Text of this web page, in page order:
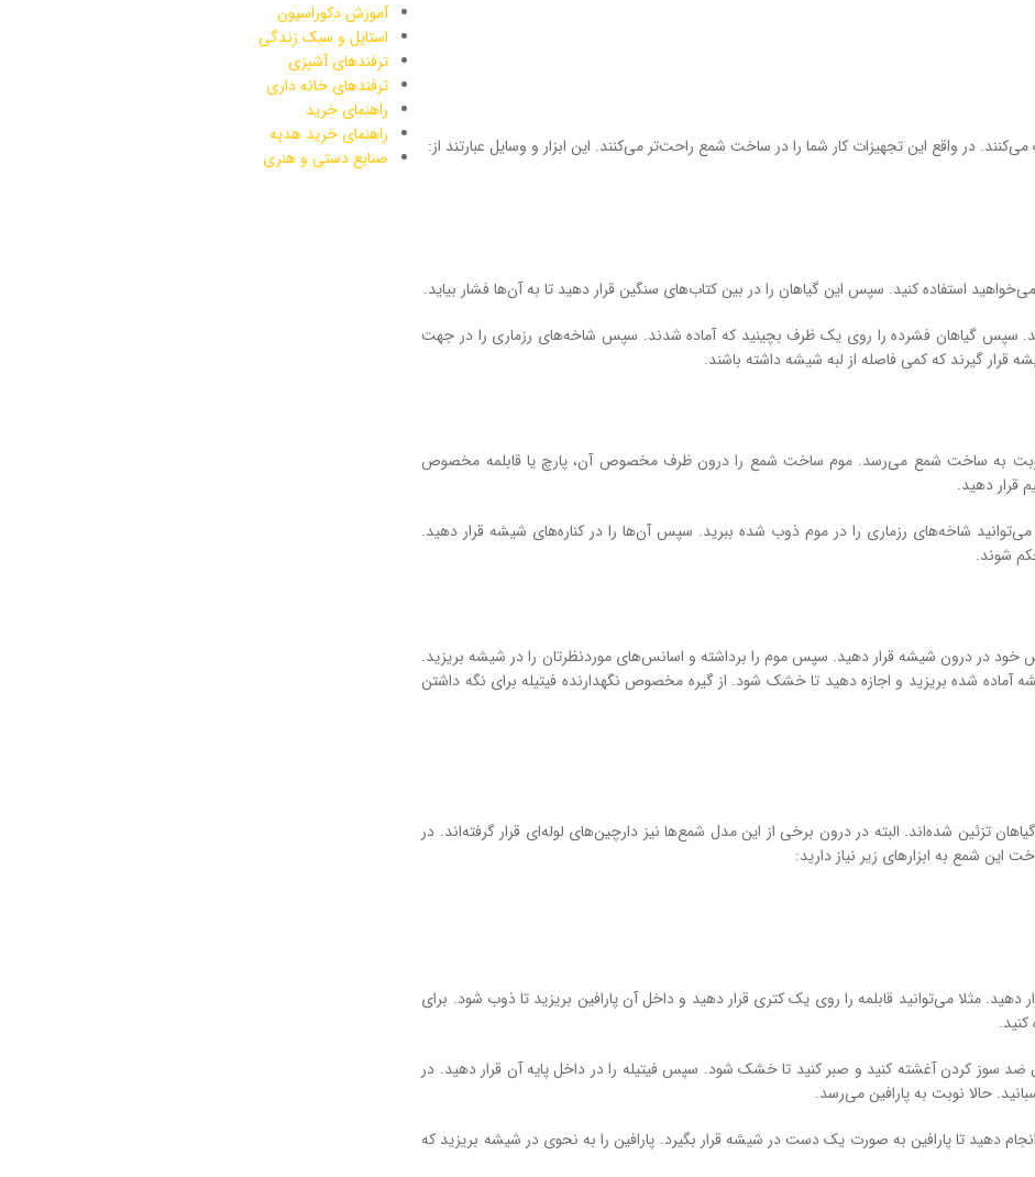
در واقع این تجهیزات کار شما را در ساخت شمع راحت‌تر می‌کنند. این ابزار و وسایل عبارتند از:
استفاده کنید. سپس این گیاهان را در بین کتاب‌های سنگین قرار دهید تا به آن‌ها فشار بیاید.
سپس گیاهان فشرده را روی یک ظرف بچینید که آماده شدند. سپس شاخه‌های رزماری را در جهت
گیرند که کمی فاصله از لبه شیشه داشته باشند.
نوبت به ساخت شمع می‌رسد. موم ساخت شمع را درون ظرف مخصوص آن، پارچ یا قابلمه مخصوص
قرار دهید.
می‌توانید شاخه‌های رزماری را در موم ذوب شده ببرید. سپس آن‌ها را در کناره‌های شیشه قرار دهید.
شوند.
خود در درون شیشه قرار دهید. سپس موم را برداشته و اسانس‌های موردنظرتان را در شیشه بریزید.
شده بریزید و اجازه دهید تا خشک شود. از گیره مخصوص نگهدارنده فیتیله برای نگه داشتن
تزئین شده‌اند. البته در درون برخی از این مدل شمع‌ها نیز دارچین‌های لوله‌ای قرار گرفته‌اند. در
شمع به ابزارهای زیر نیاز دارید:
دهید. مثلا می‌توانید قابلمه را روی یک کتری قرار دهید و داخل آن پارافین بریزید تا ذوب شود. برای
ضد سوز کردن آغشته کنید و صبر کنید تا خشک شود. سپس فیتیله را در داخل پایه آن قرار دهید. در
حالا نوبت به پارافین می‌رسد.
دهید تا پارافین به صورت یک دست در شیشه قرار بگیرد. پارافین را به نحوی در شیشه بریزید که
آموزش دکوراسیون
استایل و سبک زندگی
ترفندهای آشپزی
ترفندهای خانه داری
راهنمای خرید
راهنمای خرید هدیه
صنایع دستی و هنری